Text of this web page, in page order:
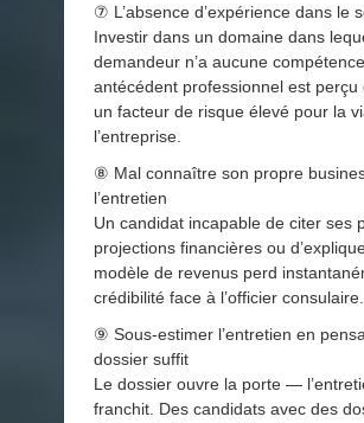
⑦ L’absence d’expérience dans le
Investir dans un domaine dans
demandeur n’a aucune
antécédent professionnel est perçu
un facteur de risque élevé pour la
l’entreprise.
⑧ Mal connaître son propre
l’entretien
Un candidat incapable de citer ses
projections financières ou
modèle de revenus perd
crédibilité face à l’officier consulaire.
⑨ Sous-estimer l’entretien en
dossier suffit
Le dossier ouvre la porte —
franchit. Des candidats avec des